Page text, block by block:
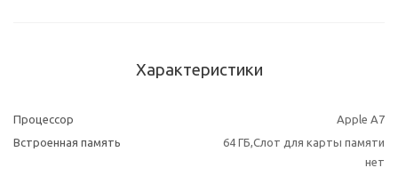
Характеристики
Процессор
Apple A7
Встроенная память
64 ГБ,Слот для карты памяти
нет